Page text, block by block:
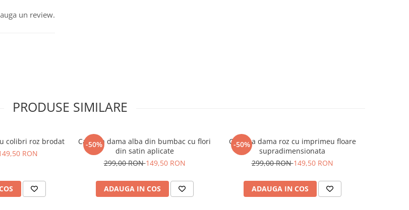
un review.
PRODUSE SIMILARE
colibri roz brodat
RON
-50%
Camasa dama alba din bumbac cu flori
din satin aplicate
299,00 RON149,50 RON
ADAUGA IN COS
-50%
Camasa dama roz cu imprimeu floare
supradimensionata
299,00 RON149,50 RON
ADAUGA IN COS